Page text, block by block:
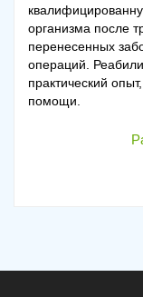
организма после
перенесенных
операций.
практический
помощи.